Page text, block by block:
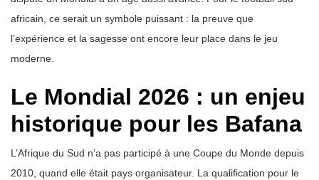
africain, ce serait un symbole puissant : la preuve que
l’expérience et la sagesse ont encore leur place dans le jeu
moderne.
Le Mondial 2026 : un enjeu
historique pour les Bafana
L’Afrique du Sud n’a pas participé à une Coupe du Monde depuis
2010, quand elle était pays organisateur. La qualification pour le